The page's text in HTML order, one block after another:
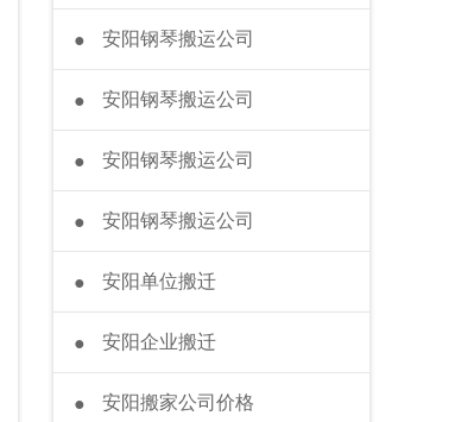
● 安阳钢琴搬运公司
● 安阳钢琴搬运公司
● 安阳钢琴搬运公司
● 安阳钢琴搬运公司
● 安阳单位搬迁
● 安阳企业搬迁
● 安阳搬家公司价格